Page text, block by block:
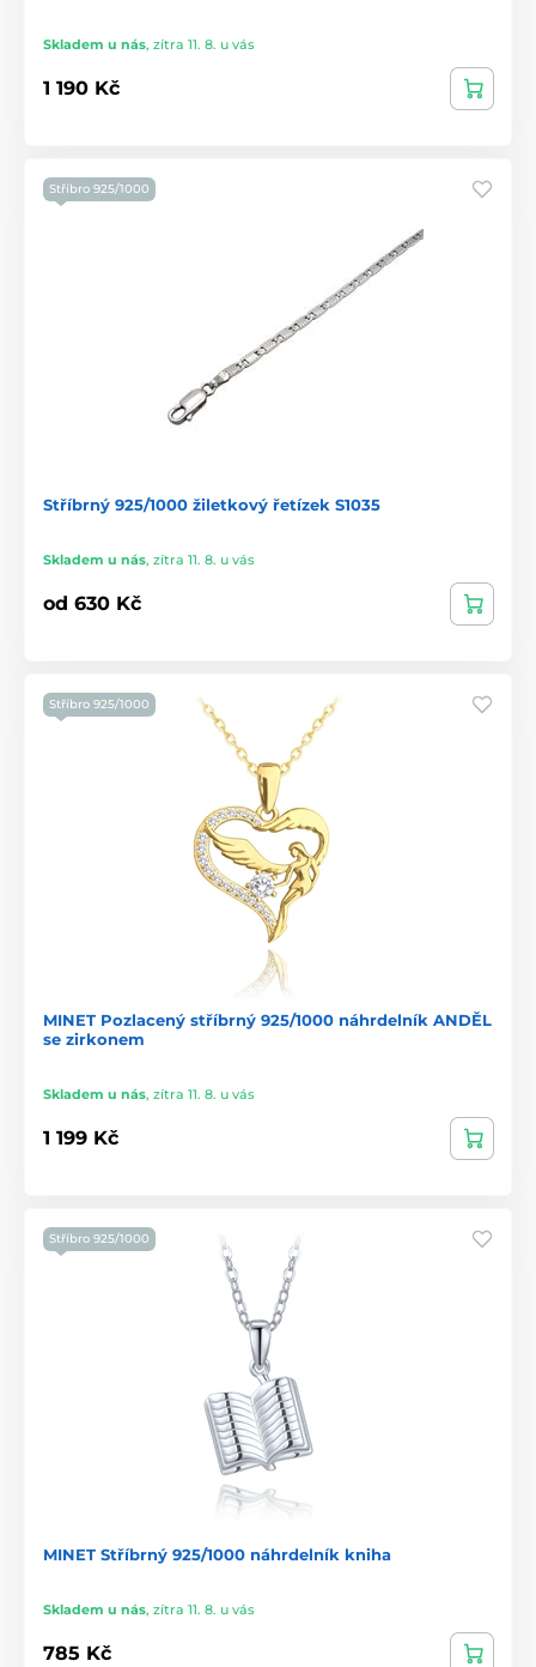
Skladem u nás, zítra 11. 8. u vás
1 190 Kč
Stříbro 925/1000
Stříbrný 925/1000 žiletkový řetízek S1035
Skladem u nás, zítra 11. 8. u vás
od 630 Kč
Stříbro 925/1000
MINET Pozlacený stříbrný 925/1000 náhrdelník ANDĚL
se zirkonem
Skladem u nás, zítra 11. 8. u vás
1 199 Kč
Stříbro 925/1000
MINET Stříbrný 925/1000 náhrdelník kniha
Skladem u nás, zítra 11. 8. u vás
785 Kč